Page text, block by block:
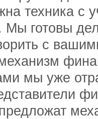
техника с
готовы
с
мы уже